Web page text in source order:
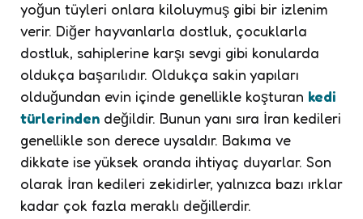
yoğun tüyleri onlara kiloluymuş gibi bir izlenim
verir. Diğer hayvanlarla dostluk, çocuklarla
dostluk, sahiplerine karşı sevgi gibi konularda
oldukça başarılıdır. Oldukça sakin yapıları
olduğundan evin içinde genellikle koşturan kedi
türlerinden değildir. Bunun yanı sıra İran kedileri
genellikle son derece uysaldır. Bakıma ve
dikkate ise yüksek oranda ihtiyaç duyarlar. Son
olarak İran kedileri zekidirler, yalnızca bazı ırklar
kadar çok fazla meraklı değillerdir.